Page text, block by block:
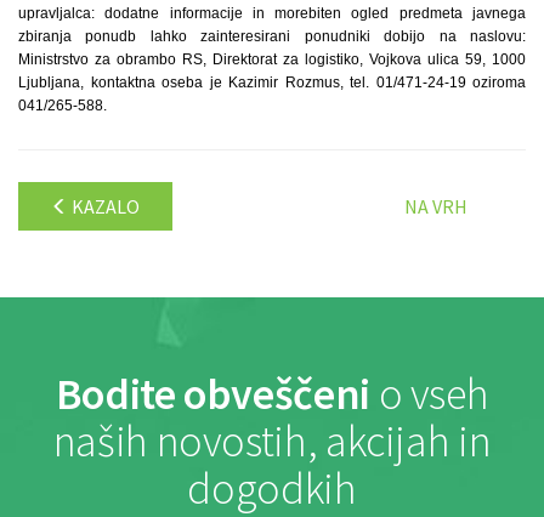
upravljalca: dodatne informacije in morebiten ogled predmeta javnega
zbiranja ponudb lahko zainteresirani ponudniki dobijo na naslovu:
Ministrstvo za obrambo RS, Direktorat za logistiko, Vojkova ulica 59, 1000
Ljubljana, kontaktna oseba je Kazimir Rozmus, tel. 01/471-24-19 oziroma
041/265-588.
KAZALO NA VRH
Bodite obveščeni o vseh
naših novostih, akcijah in
dogodkih